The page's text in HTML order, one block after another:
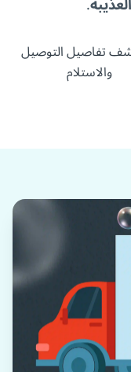
تفاصيل التوصيل
والاستلام